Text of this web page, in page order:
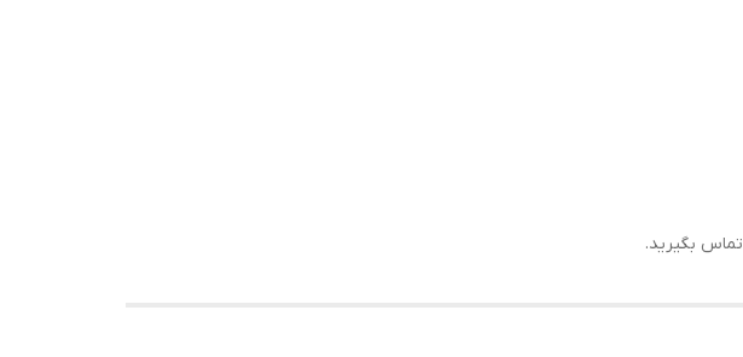
تماس بگیرید.